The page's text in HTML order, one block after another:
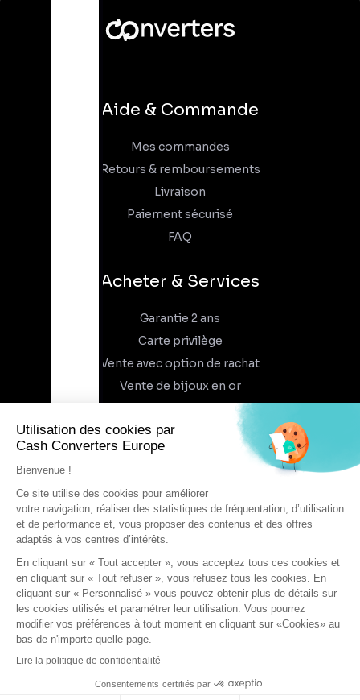
AJOUTER AU PANIER
Aide & Commande
Mes commandes
Retours & remboursements
Livraison
Paiement sécurisé
FAQ
Acheter & Services
Garantie 2 ans
Carte privilège
Vente avec option de rachat
Vente de bijoux en or
À propos
Recrutement
Trouvez un magasin
Rejoindre l'aventure
DEVENIR FRANCHISÉ
Conditions générales d'utilisation
Protection des données